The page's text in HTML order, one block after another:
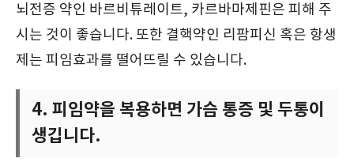
뇌전증 약인 바르비튜레이트, 카르바마제핀은 피해 주
시는 것이 좋습니다. 또한 결핵약인 리팜피신 혹은 항생
제는 피임효과를 떨어뜨릴 수 있습니다.
4. 피임약을 복용하면 가슴 통증 및 두통이
생깁니다.